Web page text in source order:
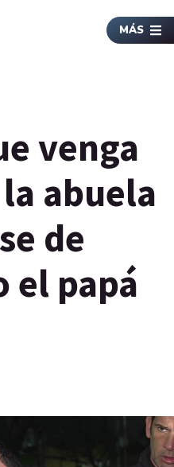
MÁS
venga
abuela
de
el papá